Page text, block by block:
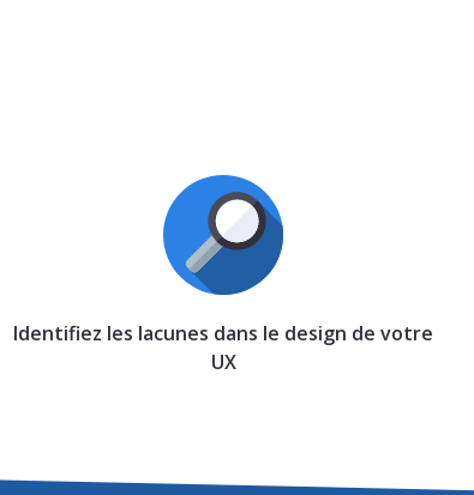
Identifiez les lacunes dans le design de votre
UX